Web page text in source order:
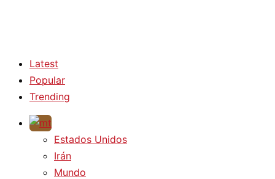
Latest
Popular
Trending
Estados Unidos
Irán
Mundo